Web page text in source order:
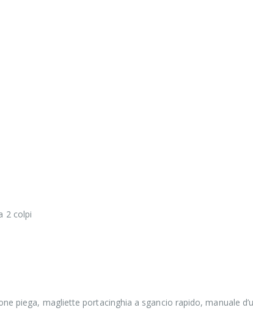
2 colpi
piega, magliette portacinghia a sgancio rapido, manuale